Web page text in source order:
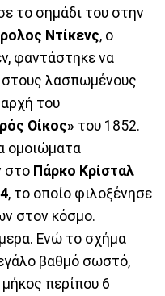
το σημάδι του στην
Ντίκενς, ο
φαντάστηκε να
λασπωμένους
του
Οίκος» του 1852.
ομοιώματα
στο Πάρκο Κρίσταλ
, το οποίο φιλοξένησε
στον κόσμο.
Ενώ το σχήμα
βαθμό σωστό,
περίπου 6